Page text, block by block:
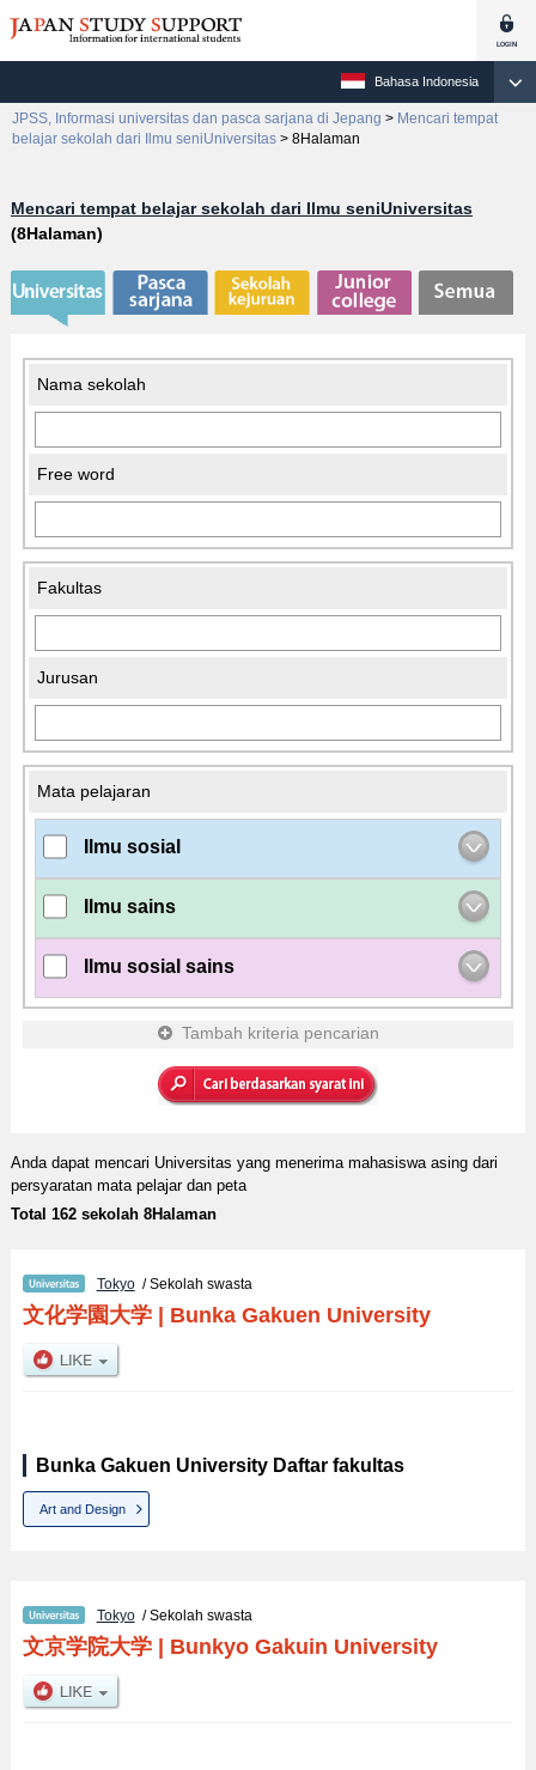
Bahasa Indonesia
JPSS, Informasi universitas dan pasca sarjana di Jepang > Mencari tempat
belajar sekolah dari Ilmu seniUniversitas > 8Halaman
Mencari tempat belajar sekolah dari Ilmu seniUniversitas
(8Halaman)
Nama sekolah
Free word
Fakultas
Jurusan
Mata pelajaran
Ilmu sosial
Ilmu sains
Ilmu sosial sains
Tambah kriteria pencarian
Anda dapat mencari Universitas yang menerima mahasiswa asing dari
persyaratan mata pelajar dan peta
Total 162 sekolah 8Halaman
Tokyo/ Sekolah swasta
文化学園大学| Bunka Gakuen University
Bunka Gakuen University Daftar fakultas
Art and Design
Tokyo/ Sekolah swasta
文京学院大学| Bunkyo Gakuin University